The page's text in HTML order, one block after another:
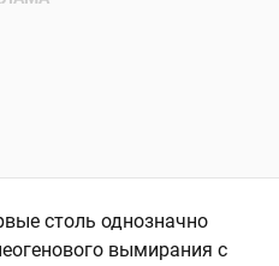
столь однозначно
вымирания с